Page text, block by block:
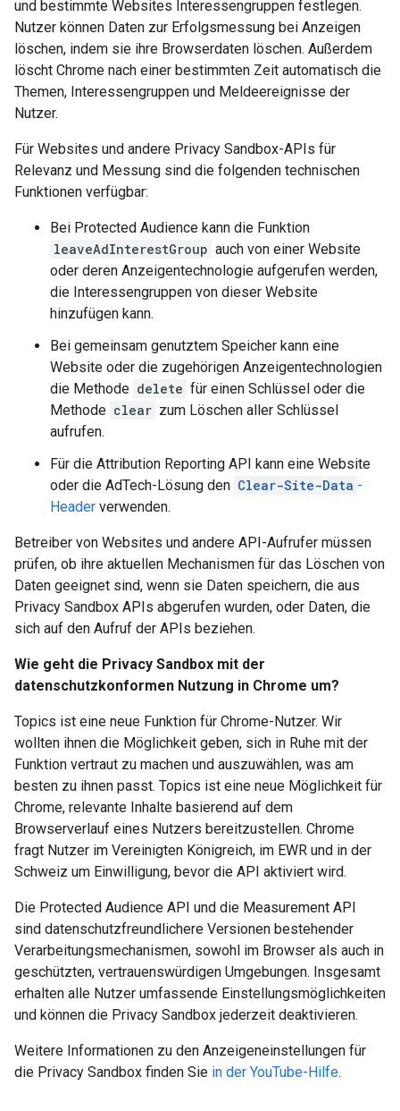
und bestimmte Websites Interessengruppen festlegen.
Nutzer können Daten zur Erfolgsmessung bei Anzeigen
löschen, indem sie ihre Browserdaten löschen. Außerdem
löscht Chrome nach einer bestimmten Zeit automatisch die
Themen, Interessengruppen und Meldeereignisse der
Nutzer.
Für Websites und andere Privacy Sandbox-APIs für
Relevanz und Messung sind die folgenden technischen
Funktionen verfügbar:
Bei Protected Audience kann die Funktion
leaveAdInterestGroup auch von einer Website
oder deren Anzeigentechnologie aufgerufen werden,
die Interessengruppen von dieser Website
hinzufügen kann.
Bei gemeinsam genutztem Speicher kann eine
Website oder die zugehörigen Anzeigentechnologien
die Methode delete für einen Schlüssel oder die
Methode clear zum Löschen aller Schlüssel
aufrufen.
Für die Attribution Reporting API kann eine Website
oder die AdTech-Lösung den Clear-Site-Data -
Header verwenden.
Betreiber von Websites und andere API-Aufrufer müssen
prüfen, ob ihre aktuellen Mechanismen für das Löschen von
Daten geeignet sind, wenn sie Daten speichern, die aus
Privacy Sandbox APIs abgerufen wurden, oder Daten, die
sich auf den Aufruf der APIs beziehen.
Wie geht die Privacy Sandbox mit der
datenschutzkonformen Nutzung in Chrome um?
Topics ist eine neue Funktion für Chrome-Nutzer. Wir
wollten ihnen die Möglichkeit geben, sich in Ruhe mit der
Funktion vertraut zu machen und auszuwählen, was am
besten zu ihnen passt. Topics ist eine neue Möglichkeit für
Chrome, relevante Inhalte basierend auf dem
Browserverlauf eines Nutzers bereitzustellen. Chrome
fragt Nutzer im Vereinigten Königreich, im EWR und in der
Schweiz um Einwilligung, bevor die API aktiviert wird.
Die Protected Audience API und die Measurement API
sind datenschutzfreundlichere Versionen bestehender
Verarbeitungsmechanismen, sowohl im Browser als auch in
geschützten, vertrauenswürdigen Umgebungen. Insgesamt
erhalten alle Nutzer umfassende Einstellungsmöglichkeiten
und können die Privacy Sandbox jederzeit deaktivieren.
Weitere Informationen zu den Anzeigeneinstellungen für
die Privacy Sandbox finden Sie in der YouTube-Hilfe.